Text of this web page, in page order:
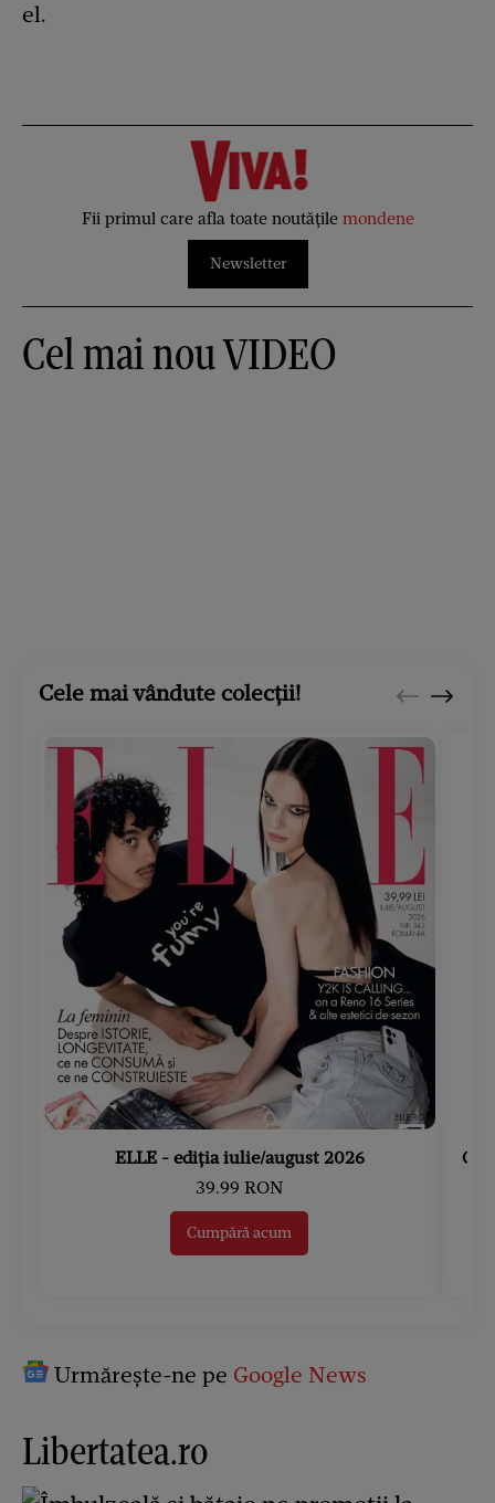
el.
Fii primul care afla toate noutățile mondene
Newsletter
Cel mai nou VIDEO
Cele mai vândute colecții!
ELLE - ediția iulie/august 2026
39.99 RON
Cumpără acum
Urmărește-ne pe Google News
Libertatea.ro